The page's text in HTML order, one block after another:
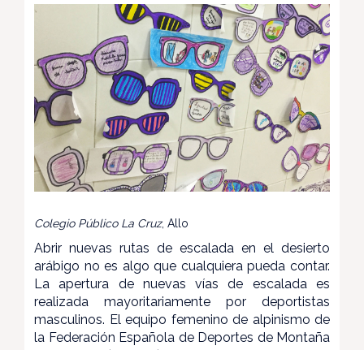
Colegio Público La Cruz, Allo
Abrir nuevas rutas de escalada en el desierto
arábigo no es algo que cualquiera pueda contar.
La apertura de nuevas vías de escalada es
realizada mayoritariamente por deportistas
masculinos. El equipo femenino de alpinismo de
la Federación Española de Deportes de Montaña